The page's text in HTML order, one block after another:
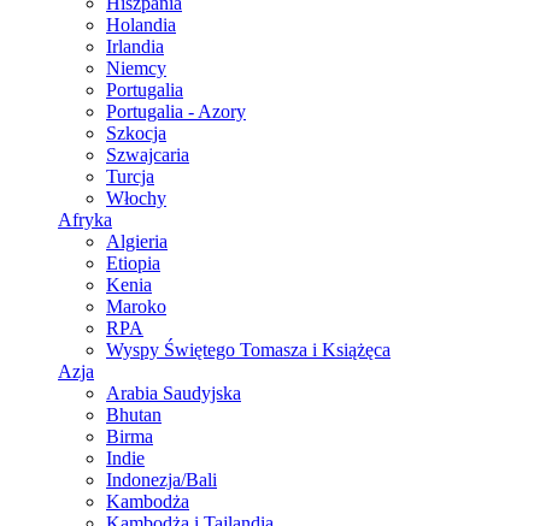
Holandia
Irlandia
Niemcy
Portugalia
Portugalia - Azory
Szkocja
Szwajcaria
Turcja
Włochy
Afryka
Algieria
Etiopia
Kenia
Maroko
RPA
Wyspy Świętego Tomasza i Książęca
Azja
Arabia Saudyjska
Bhutan
Birma
Indie
Indonezja/Bali
Kambodża